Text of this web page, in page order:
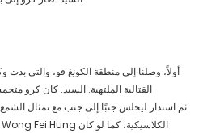
أولاً، وصلنا إلى منطقة الكونغ فو، والتي بدت
القتالية الملتهبة. السيد. كان كرو